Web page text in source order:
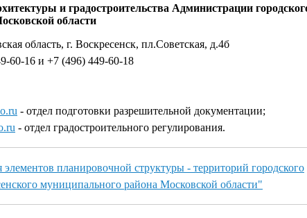
и градостроительства Администрации
области
область, г. Воскресенск, пл.Советская, д.4б
60-16 и +7 (496) 449-60-18
- отдел подготовки разрешительной документации;
- отдел градостроительного регулирования.
планировочной структуры - территорий городского
муниципального района Московской области"